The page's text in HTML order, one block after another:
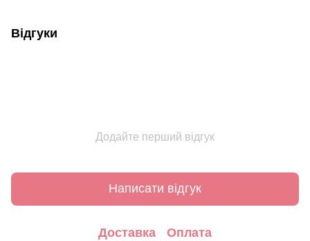
Відгуки
Додайте перший відгук
Написати відгук
Доставка Оплата